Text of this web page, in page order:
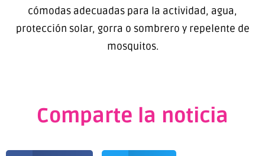
cómodas adecuadas para la actividad, agua,
protección solar, gorra o sombrero y repelente de
mosquitos.
Comparte la noticia